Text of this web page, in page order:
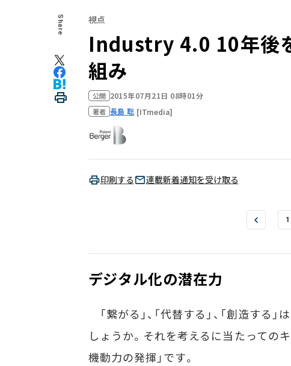
Share 視点
Industry 4.0 10年後
組み
公開 2015年07月21日 08時01分
著者 長島 聡 [ITmedia]
印刷する 連載新着通知を受け取る
1
デジタル化の潜在力
「繋がる」、「代替する」、「創造す
しょうか。それを考えるに当たっての
機動力の発揮」です。